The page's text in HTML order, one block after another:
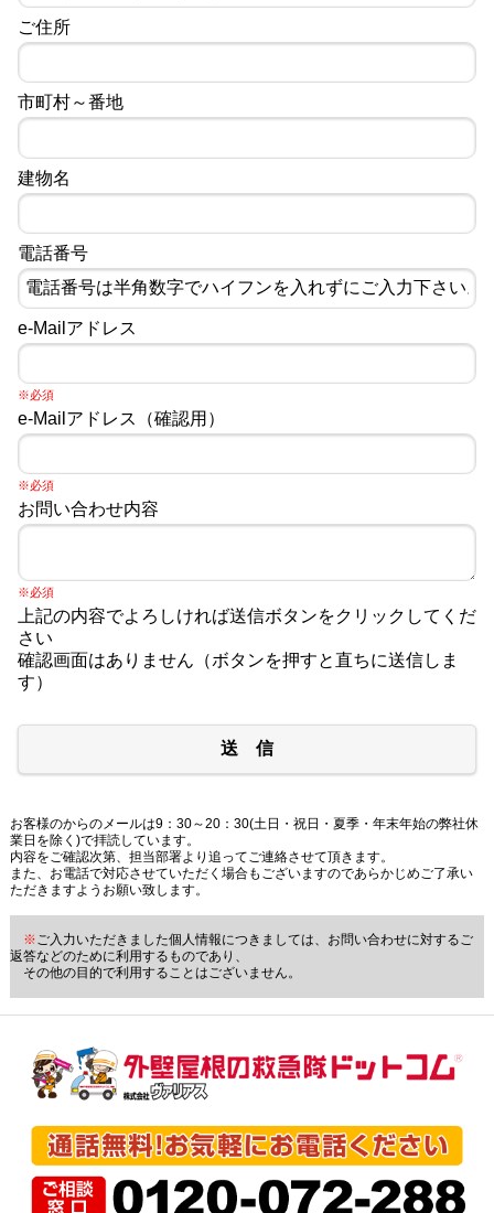
ご住所
市町村～番地
建物名
電話番号
e-Mailアドレス
※必須
e-Mailアドレス（確認用）
※必須
お問い合わせ内容
※必須
上記の内容でよろしければ送信ボタンをクリックしてくだ
さい
確認画面はありません（ボタンを押すと直ちに送信しま
す）
送 信
お客様のからのメールは9：30～20：30(土日・祝日・夏季・年末年始の弊社休
業日を除く)で拝読しています。
内容をご確認次第、担当部署より追ってご連絡させて頂きます。
また、お電話で対応させていただく場合もございますのであらかじめご了承い
ただきますようお願い致します。
※ ご入力いただきました個人情報につきましては、お問い合わせに対するご
返答などのために利用するものであり、
その他の目的で利用することはございません。